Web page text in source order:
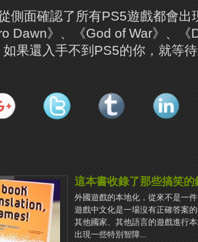
側面確認了所有PS5遊戲都會出
Dawn》、《God of War》、
果還入手不到PS5的你，就等
這本書收錄了那些搞笑的
外國遊戲的本地化，從來不是一
遊戲中文化是一場沒有正確答案
其他國家、其他語言的遊戲進行
出現一些特別智障...